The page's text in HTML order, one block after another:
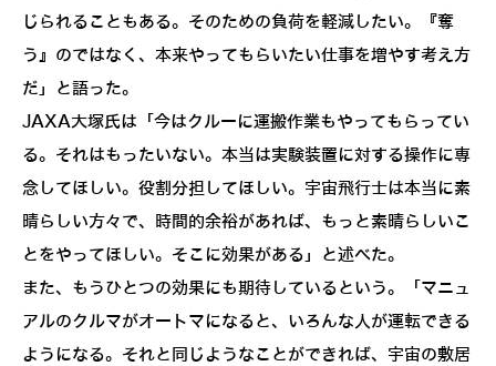
じられることもある。そのための負荷を軽減したい。『奪
う』のではなく、本来やってもらいたい仕事を増やす考え方
だ」と語った。
JAXA大塚氏は「今はクルーに運搬作業もやってもらってい
る。それはもったいない。本当は実験装置に対する操作に専
念してほしい。役割分担してほしい。宇宙飛行士は本当に素
晴らしい方々で、時間的余裕があれば、もっと素晴らしいこ
とをやってほしい。そこに効果がある」と述べた。
また、もうひとつの効果にも期待しているという。「マニュ
アルのクルマがオートマになると、いろんな人が運転できる
ようになる。それと同じようなことができれば、宇宙の敷居